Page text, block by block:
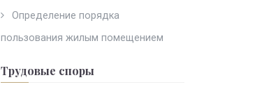
Определение порядка
пользования жилым помещением
Трудовые споры